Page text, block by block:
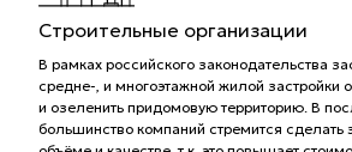
Строительные организации
В рамках российского законодательства
средне-, и многоэтажной жилой застройки
и озеленить придомовую территорию. В
большинство компаний стремится сделать